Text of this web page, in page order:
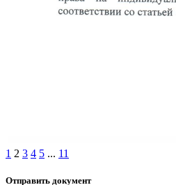
1 2 3 4 5 ... 11
Отправить документ